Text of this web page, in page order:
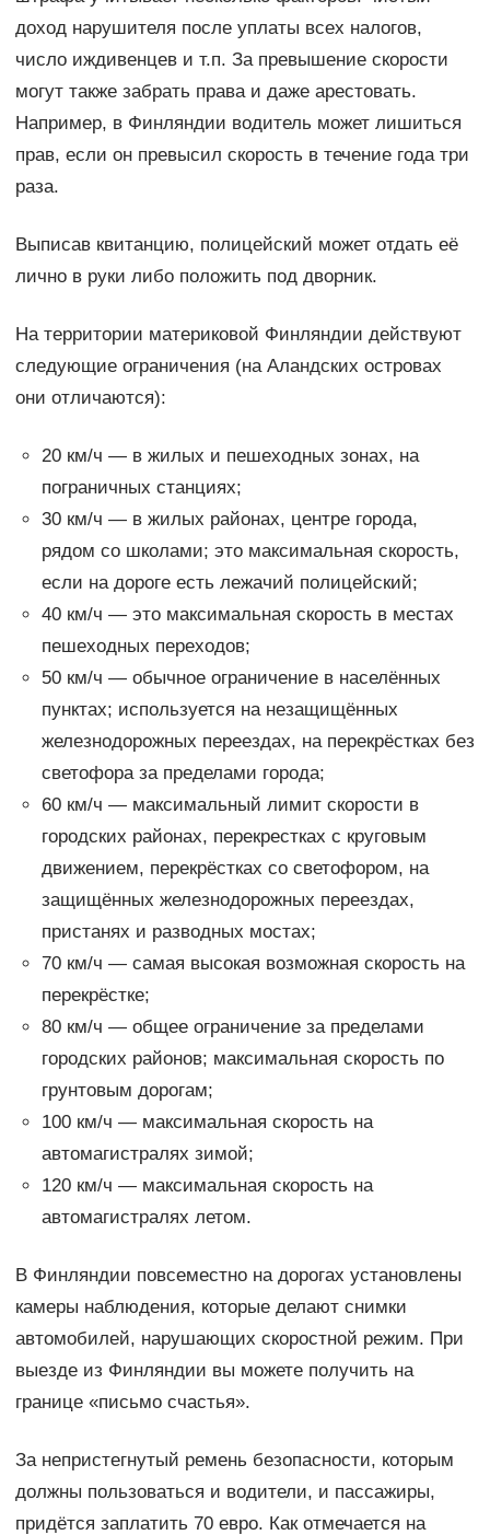
доход нарушителя после уплаты всех налогов,
число иждивенцев и т.п. За превышение скорости
могут также забрать права и даже арестовать.
Например, в Финляндии водитель может лишиться
прав, если он превысил скорость в течение года три
раза.
Выписав квитанцию, полицейский может отдать её
лично в руки либо положить под дворник.
На территории материковой Финляндии действуют
следующие ограничения (на Аландских островах
они отличаются):
20 км/ч — в жилых и пешеходных зонах, на
пограничных станциях;
30 км/ч — в жилых районах, центре города,
рядом со школами; это максимальная скорость,
если на дороге есть лежачий полицейский;
40 км/ч — это максимальная скорость в местах
пешеходных переходов;
50 км/ч — обычное ограничение в населённых
пунктах; используется на незащищённых
железнодорожных переездах, на перекрёстках без
светофора за пределами города;
60 км/ч — максимальный лимит скорости в
городских районах, перекрестках с круговым
движением, перекрёстках со светофором, на
защищённых железнодорожных переездах,
пристанях и разводных мостах;
70 км/ч — самая высокая возможная скорость на
перекрёстке;
80 км/ч — общее ограничение за пределами
городских районов; максимальная скорость по
грунтовым дорогам;
100 км/ч — максимальная скорость на
автомагистралях зимой;
120 км/ч — максимальная скорость на
автомагистралях летом.
В Финляндии повсеместно на дорогах установлены
камеры наблюдения, которые делают снимки
автомобилей, нарушающих скоростной режим. При
выезде из Финляндии вы можете получить на
границе «письмо счастья».
За непристегнутый ремень безопасности, которым
должны пользоваться и водители, и пассажиры,
придётся заплатить 70 евро. Как отмечается на